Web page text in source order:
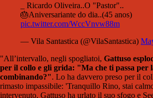
_ Ricardo Oliveira..O "Pastor"..
🎂Aniversariante do dia..(45 anos)
pic.twitter.com/WccVnvw88m
— Vila Santastica (@VilaSantastica)
"All’intervallo, negli spogliatoi, Gattuso
per il collo e gli grida: "Ma che ti passa per
combinando?". Lo ha davvero preso per il
rimasto impassibile: 'Tranquillo Rino, stai
intervenuto. Gattuso ha urlato il suo sfogo e